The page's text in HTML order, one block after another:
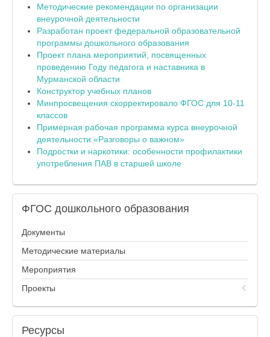
Методические рекомендации по организации
внеурочной деятельности
Разработан проект федеральной образовательной
программы дошкольного образования
Проект плана мероприятий, посвященных
проведению Году педагога и наставника в
Мурманской области
Конструктор учебных планов
Минпросвещения скорректировало ФГОС для 10-11
классов
Примерная рабочая программа курса внеурочной
деятельности «Разговоры о важном»
Подростки и наркотики: особенности профилактики
употребления ПАВ в старшей школе
ФГОС дошкольного образования
Документы
Методические материалы
Мероприятия
Проекты
Ресурсы